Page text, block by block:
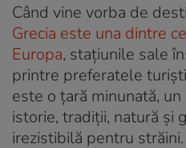
Când vine vorba de
Grecia este una dintre
Europa, stațiunile sale
printre preferatele
este o țară minunată,
istorie, tradiții, natură și
irezistibilă pentru